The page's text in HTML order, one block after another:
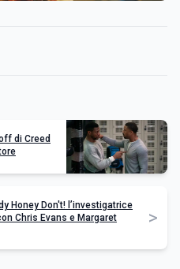
di Creed
Honey Don't! l’investigatrice
Chris Evans e Margaret
>